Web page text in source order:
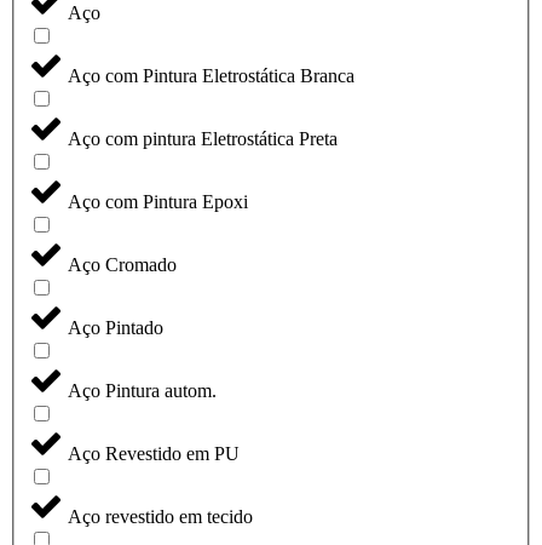
Aço
Aço com Pintura Eletrostática Branca
Aço com pintura Eletrostática Preta
Aço com Pintura Epoxi
Aço Cromado
Aço Pintado
Aço Pintura autom.
Aço Revestido em PU
Aço revestido em tecido